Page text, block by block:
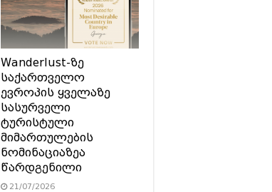
Wanderlust-ზე
საქართველო
ევროპის ყველაზე
სასურველი
ტურისტული
მიმართულების
ნომინაციაზეა
წარდგენილი
21/07/2026